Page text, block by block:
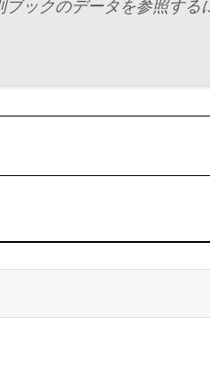
ックのデータを参照する